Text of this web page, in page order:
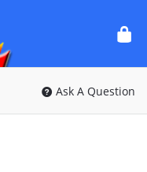
Ask A Question